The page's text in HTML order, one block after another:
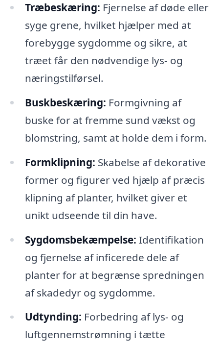
Træbeskæring: Fjernelse af døde eller
syge grene, hvilket hjælper med at
forebygge sygdomme og sikre, at
træet får den nødvendige lys- og
næringstilførsel.
Buskbeskæring: Formgivning af
buske for at fremme sund vækst og
blomstring, samt at holde dem i form.
Formklipning: Skabelse af dekorative
former og figurer ved hjælp af præcis
klipning af planter, hvilket giver et
unikt udseende til din have.
Sygdomsbekæmpelse: Identifikation
og fjernelse af inficerede dele af
planter for at begrænse spredningen
af skadedyr og sygdomme.
Udtynding: Forbedring af lys- og
luftgennemstrømning i tætte